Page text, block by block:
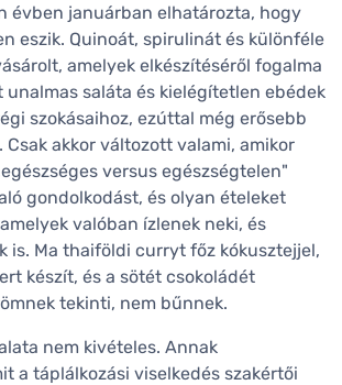
évben januárban elhatározta, hogy
eszik. Quinoát, spirulinát és különféle
amelyek elkészítéséről fogalma
unalmas saláta és kielégítetlen ebédek
szokásaihoz, ezúttal még erősebb
akkor változott valami, amikor
versus egészségtelen"
gondolkodást, és olyan ételeket
valóban ízlenek neki, és
is. Ma thaiföldi curryt főz kókusztejjel,
készít, és a sötét csokoládét
tekinti, nem bűnnek.
nem kivételes. Annak
a táplálkozási viselkedés szakértői